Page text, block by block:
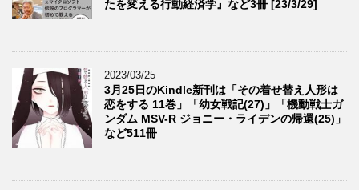
たを変える行動経済学』など3冊 [23/3/29]
2023/03/25
3月25日のKindle新刊は「その着せ替え人形は
恋をする 11巻」「幼女戦記(27)」「機動戦士ガ
ンダム MSV-R ジョニー・ライデンの帰還(25)」
など511冊